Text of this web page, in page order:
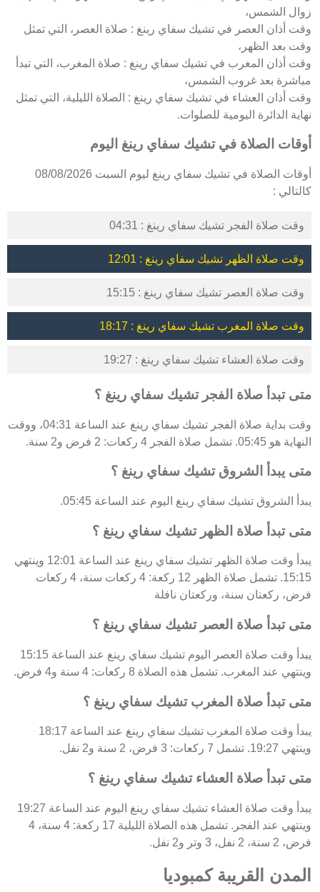
زوال الشمس،
وقت أذان العصر في تشيك سفاي رينغ : صلاة العصر، التي تمثل
وقت بعد الظهر،
وقت أذان المغرب في تشيك سفاي رينغ : صلاة المغرب، التي تبدأ
مباشرة بعد غروب الشمس،
وقت أذان العشاء في تشيك سفاي رينغ : الصلاة الليلية، التي تمثل
نهاية الدائرة اليومية للصلوات.
أوقات الصلاة في تشيك سفاي رينغ اليوم
أوقات الصلاة في تشيك سفاي رينغ ليوم السبت 08/08/2026
كالتالي :
وقت صلاة الفجر تشيك سفاي رينغ : 04:31
وقت صلاة الظهر تشيك سفاي رينغ : 12:01
وقت صلاة العصر تشيك سفاي رينغ : 15:15
وقت صلاة المغرب تشيك سفاي رينغ : 18:17
وقت صلاة العشاء تشيك سفاي رينغ : 19:27
متى تبدأ صلاة الفجر تشيك سفاي رينغ ؟
وقت بداية صلاة الفجر تشيك سفاي رينغ عند الساعة 04:31، ووقت
النهاية هو 05:45. تشمل صلاة الفجر 4 ركعات: 2 فرض و2 سنة.
متى يبدأ الشروق تشيك سفاي رينغ ؟
يبدأ الشروق تشيك سفاي رينغ اليوم عند الساعة 05:45.
متى تبدأ صلاة الظهر تشيك سفاي رينغ ؟
يبدأ وقت صلاة الظهر تشيك سفاي رينغ عند الساعة 12:01 وينتهي
15:15. تشمل صلاة الظهر 12 ركعة: 4 ركعات سنة، 4 ركعات
فرض، ركعتان سنة، وركعتان نافلة
متى تبدأ صلاة العصر تشيك سفاي رينغ ؟
يبدأ وقت صلاة العصر اليوم تشيك سفاي رينغ عند الساعة 15:15
وينتهي عند المغرب. تشمل هذه الصلاة 8 ركعات: 4 سنة و4 فرض.
متى تبدأ صلاة المغرب تشيك سفاي رينغ ؟
يبدأ وقت صلاة المغرب تشيك سفاي رينغ عند الساعة 18:17
وينتهي 19:27. تشمل 7 ركعات: 3 فرض، 2 سنة و2 نفل.
متى تبدأ صلاة العشاء تشيك سفاي رينغ ؟
يبدأ وقت صلاة العشاء تشيك سفاي رينغ اليوم عند الساعة 19:27
وينتهي عند الفجر. تشمل هذه الصلاة الليلية 17 ركعة: 4 سنة، 4
فرض، 2 سنة، 2 نفل، 3 وتر و2 نفل.
المدن القريبة كمبوديا